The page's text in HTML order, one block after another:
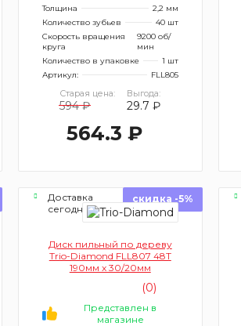
Толщина
2,2 мм
Количество зубьев
40 шт
Скорость вращения
круга
9200 об/
мин
Количество в упаковке
1 шт
Артикул:
FLL805
Старая цена:
594 ₽
Выгода:
29.7 ₽
564.3 ₽
Доставка
сегодня
скидка -5%
Диск пильный по дереву
Trio-Diamond FLL807 48Т
190мм x 30/20мм
(0)
Представлен в
магазине